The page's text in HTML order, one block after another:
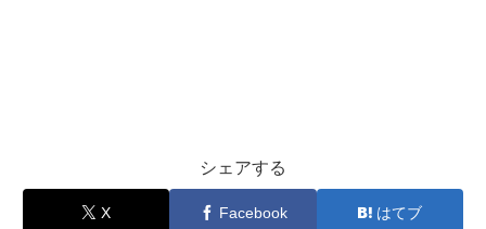
シェアする
X Facebook はてブ